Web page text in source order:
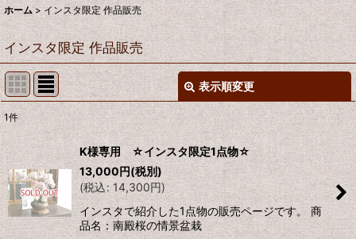
ホーム > インスタ限定 作品販売
インスタ限定 作品販売
表示順変更
表示数:
並び順:
絞り込む
1件
K様専用 ☆インスタ限定1点物☆
13,000円(税別)
(税込: 14,300円)
インスタで紹介した1点物の販売ページです。 商
品名：南殿桜の情景盆栽